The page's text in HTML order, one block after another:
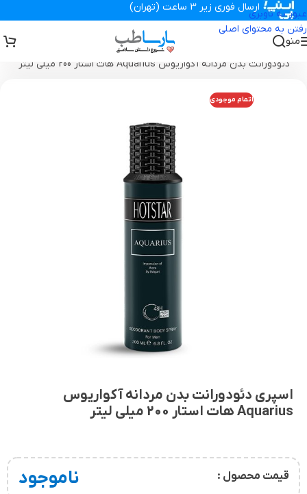
عبور به ناوبری
رفتن به محتوای اصلی
ارسال فوری زیر 3 ساعت (تهران)
منو
تجهیزات پزشکی پارساطب محصولات بهداشتی
دئودورانت بدن مردانه آکواریوس Aquarius هات استار 200 میلی لیتر
اتمام موجودی
اسپری دئودورانت بدن مردانه آکواریوس
Aquarius هات استار 200 میلی لیتر
قیمت محصول : ناموجود